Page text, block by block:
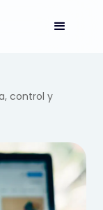
control y